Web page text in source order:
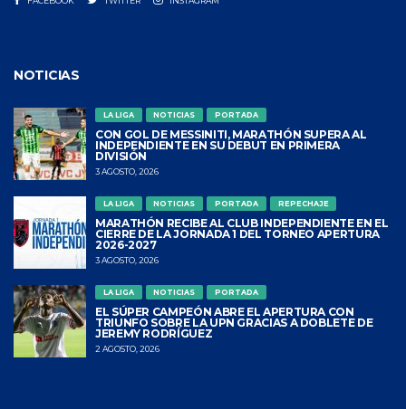
NOTICIAS
LA LIGA NOTICIAS PORTADA
CON GOL DE MESSINITI, MARATHÓN SUPERA AL
INDEPENDIENTE EN SU DEBUT EN PRIMERA
DIVISIÓN
3 AGOSTO, 2026
LA LIGA NOTICIAS PORTADA REPECHAJE
MARATHÓN RECIBE AL CLUB INDEPENDIENTE EN EL
CIERRE DE LA JORNADA 1 DEL TORNEO APERTURA
2026-2027
3 AGOSTO, 2026
LA LIGA NOTICIAS PORTADA
EL SÚPER CAMPEÓN ABRE EL APERTURA CON
TRIUNFO SOBRE LA UPN GRACIAS A DOBLETE DE
JEREMY RODRÍGUEZ
2 AGOSTO, 2026